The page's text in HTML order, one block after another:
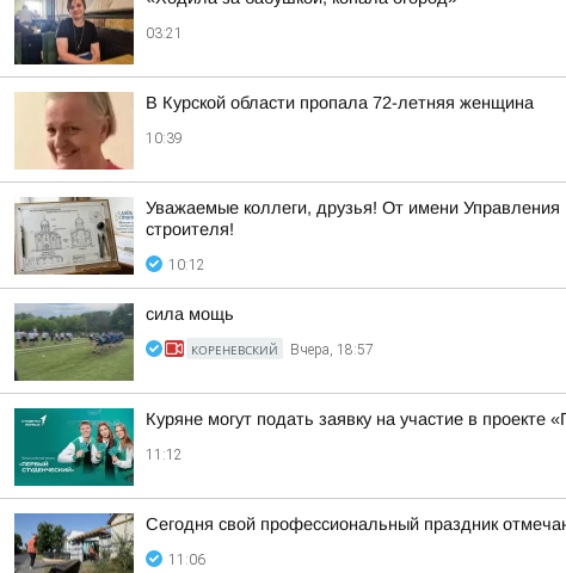
03:21
В Курской области пропала 72-летняя женщина
10:39
Уважаемые коллеги, друзья! От имени Управления
строителя!
10:12
сила мощь
КОРЕНЕВСКИЙ Вчера, 18:57
Куряне могут подать заявку на участие в проекте
11:12
Сегодня свой профессиональный праздник
11:06